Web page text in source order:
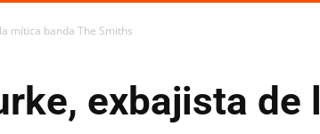
mítica banda The Smiths
exbajista de